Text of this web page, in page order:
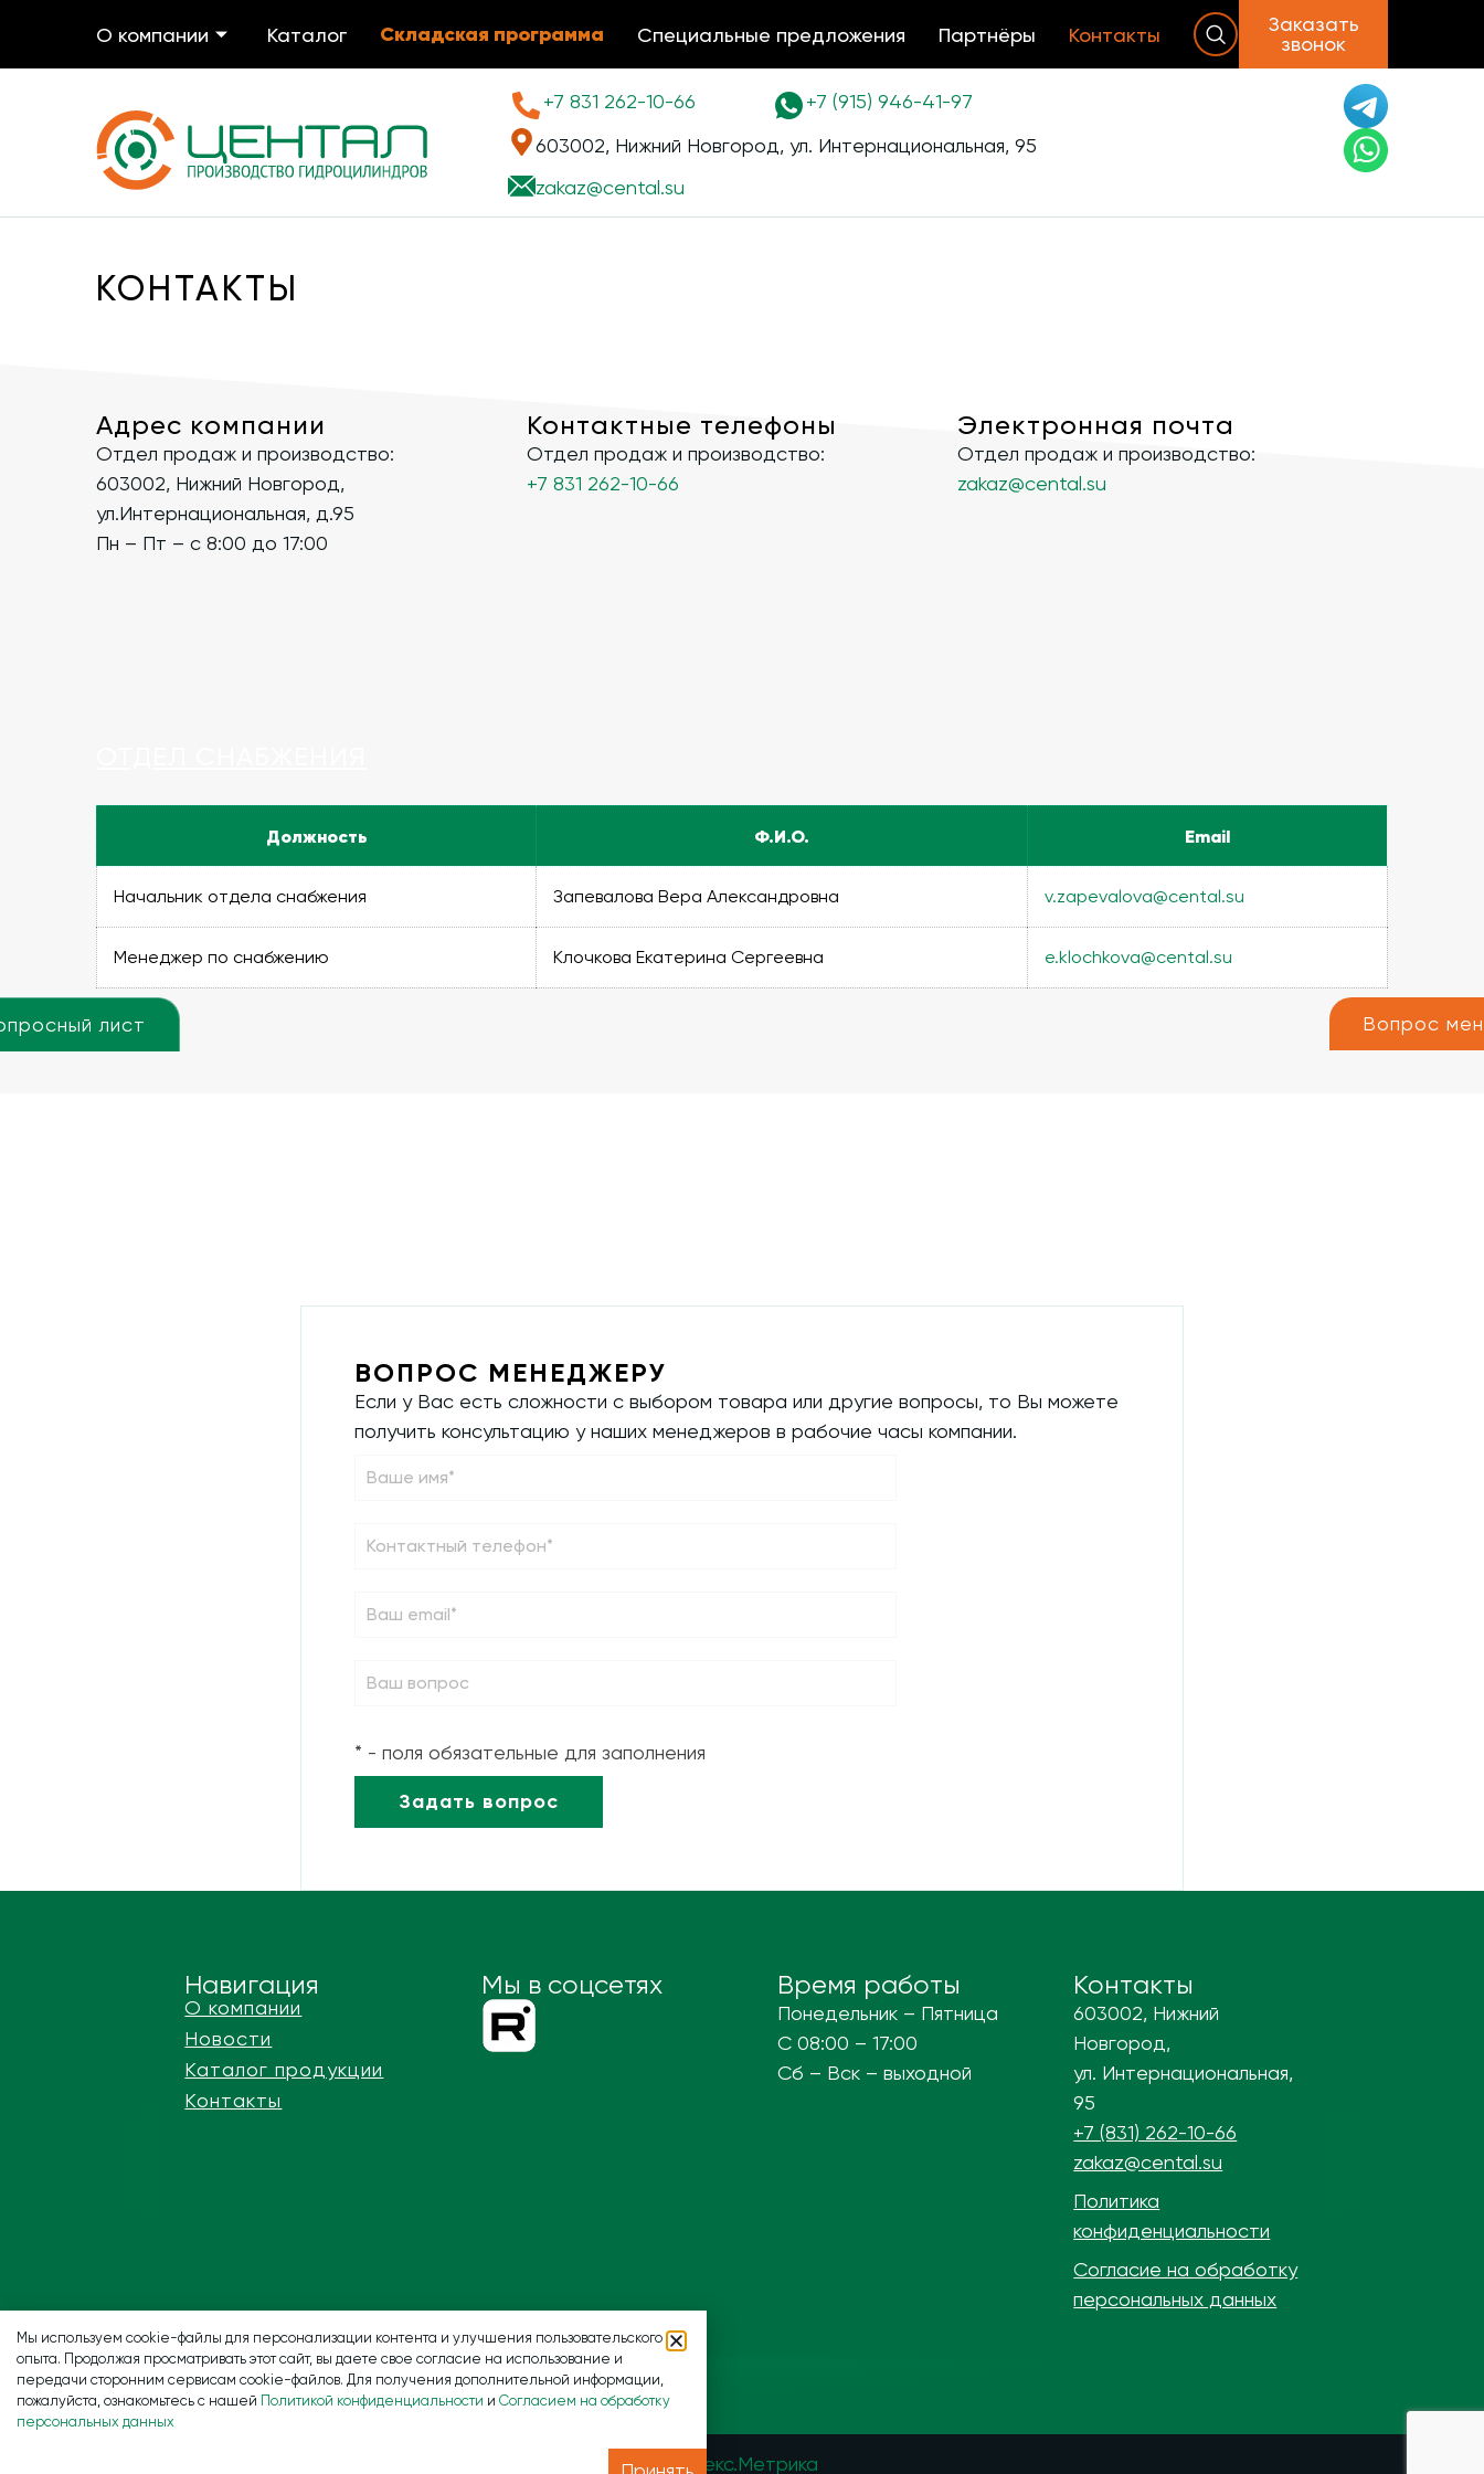
О компании Каталог Складская программа Специальные предложения Партнёры Контакты
Заказать
звонок
+7 831 262-10-66
+7 (915) 946-41-97
603002, Нижний Новгород, ул. Интернациональная, 95
zakaz@cental.su
Вопрос
лист
КОНТАКТЫ
Адрес компании
Отдел продаж и производство:
603002, Нижний Новгород,
ул.Интернациональная, д.95
Пн – Пт – с 8:00 до 17:00
Контактные телефоны
Отдел продаж и производство:
+7 831 262-10-66
Электронная почта
Отдел продаж и производство:
zakaz@cental.su
Должность Ф.И.О. Email
Начальник отдела снабжения Запевалова Вера Александровна v.zapevalova@cental.su
Менеджер по снабжению Клочкова Екатерина Сергеевна e.klochkova@cental.su
ВОПРОС МЕНЕДЖЕРУ
Если у Вас есть сложности с выбором товара или другие вопросы, то Вы можете
получить консультацию у наших менеджеров в рабочие часы компании.
* - поля обязательные для заполнения
Навигация
О компании
Новости
Каталог продукции
Контакты
Мы в соцсетях Время работы
Понедельник – Пятница
С 08:00 – 17:00
Сб – Вск – выходной
Контакты
603002, Нижний
Новгород,
ул. Интернациональная,
95
+7 (831) 262-10-66
zakaz@cental.su
Политика
конфиденциальности
Согласие на обработку
персональных данных
© ООО «Центал» 2025. Все права зарезервированы.
Мы используем cookie-файлы для персонализации контента и улучшения пользовательского
опыта. Продолжая просматривать этот сайт, вы даете свое согласие на использование и
передачи сторонним сервисам cookie-файлов. Для получения дополнительной информации,
пожалуйста, ознакомьтесь с нашей Политикой конфиденциальности и Согласием на обработку
персональных данных